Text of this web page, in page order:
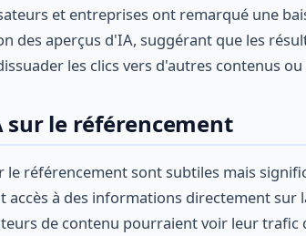
et entreprises ont remarqué une
des aperçus d'IA, suggérant que les
les clics vers d'autres contenus ou
sur le référencement
référencement sont subtiles mais
à des informations directement sur
de contenu pourraient voir leur trafic